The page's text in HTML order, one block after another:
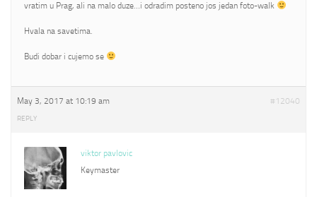
vratim u Prag, ali na malo duze…i odradim posteno jos jedan foto-walk
Hvala na savetima.
Budi dobar i cujemo se
May 3, 2017 at 10:19 am #12040
REPLY
viktor pavlovic
Keymaster